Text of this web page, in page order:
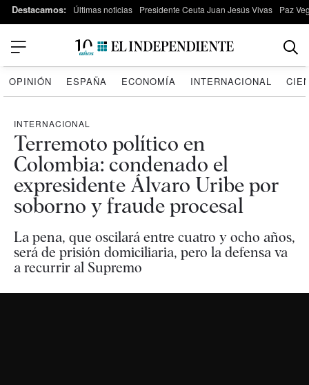
Destacamos: Últimas noticias Presidente Ceuta Juan Jesús Vivas Paz
OPINIÓN ESPAÑA ECONOMÍA INTERNACIONAL
INTERNACIONAL
Terremoto político en
Colombia: condenado el
expresidente Álvaro Uribe por
soborno y fraude procesal
La pena, que oscilará entre cuatro y ocho años,
será de prisión domiciliaria, pero la defensa va
a recurrir al Supremo